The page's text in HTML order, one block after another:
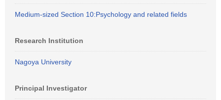
Medium-sized Section 10:Psychology and related fields
Research Institution
Nagoya University
Principal Investigator